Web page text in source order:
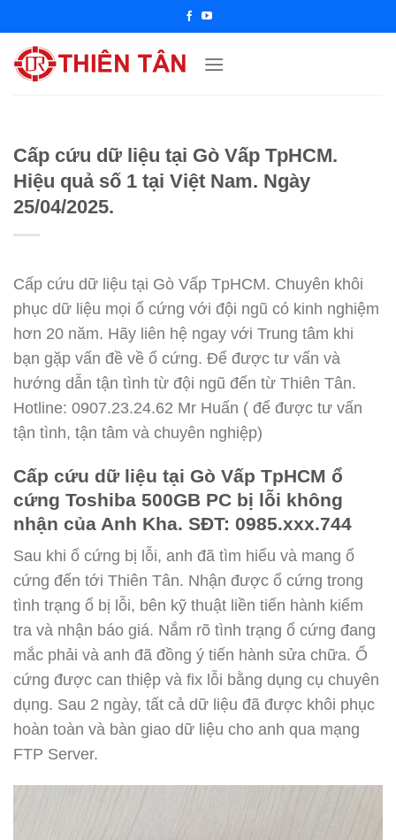
đến
nội
dung
Cấp cứu dữ liệu tại Gò Vấp TpHCM.
Hiệu quả số 1 tại Việt Nam. Ngày
25/04/2025.
Cấp cứu dữ liệu tại Gò Vấp TpHCM. Chuyên khôi
phục dữ liệu mọi ổ cứng với đội ngũ có kinh nghiệm
hơn 20 năm. Hãy liên hệ ngay với Trung tâm khi
bạn gặp vấn đề về ổ cứng. Để được tư vấn và
hướng dẫn tận tình từ đội ngũ đến từ Thiên Tân.
Hotline: 0907.23.24.62 Mr Huấn ( để được tư vấn
tận tình, tận tâm và chuyên nghiệp)
Cấp cứu dữ liệu tại Gò Vấp TpHCM ổ
cứng Toshiba 500GB PC bị lỗi không
nhận của Anh Kha. SĐT: 0985.xxx.744
Sau khi ổ cứng bị lỗi, anh đã tìm hiểu và mang ổ
cứng đến tới Thiên Tân. Nhận được ổ cứng trong
tình trạng ổ bị lỗi, bên kỹ thuật liền tiến hành kiểm
tra và nhận báo giá. Nắm rõ tình trạng ổ cứng đang
mắc phải và anh đã đồng ý tiến hành sửa chữa. Ổ
cứng được can thiệp và fix lỗi bằng dụng cụ chuyên
dụng. Sau 2 ngày, tất cả dữ liệu đã được khôi phục
hoàn toàn và bàn giao dữ liệu cho anh qua mạng
FTP Server.